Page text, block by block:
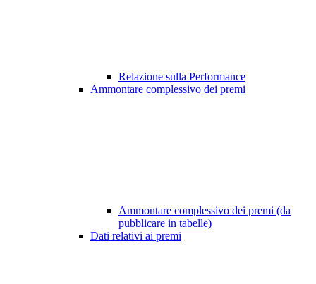
Relazione sulla Performance
Ammontare complessivo dei premi
Ammontare complessivo dei premi (da
pubblicare in tabelle)
Dati relativi ai premi